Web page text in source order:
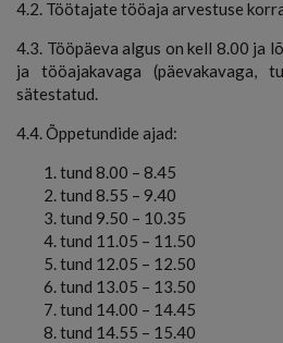
4.2. Töötajate tööaja arvestuse
4.3. Tööpäeva algus on kell 8.00 ja
ja tööajakavaga (päevakavaga,
sätestatud.
4.4. Õppetundide ajad:
tund 8.00 – 8.45
tund 8.55 – 9.40
tund 9.50 – 10.35
tund 11.05 – 11.50
tund 12.05 – 12.50
tund 13.05 – 13.50
tund 14.00 – 14.45
tund 14.55 – 15.40